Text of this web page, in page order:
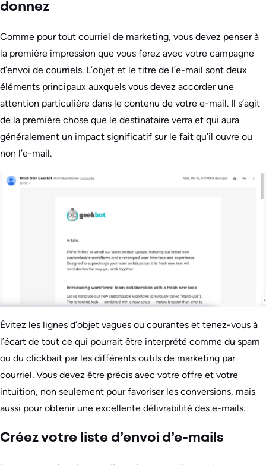
donnez
Comme pour tout courriel de marketing, vous devez penser à
la première impression que vous ferez avec votre campagne
d’envoi de courriels. L’objet et le titre de l’e-mail sont deux
éléments principaux auxquels vous devez accorder une
attention particulière dans le contenu de votre e-mail. Il s’agit
de la première chose que le destinataire verra et qui aura
généralement un impact significatif sur le fait qu’il ouvre ou
non l’e-mail.
Évitez les lignes d’objet vagues ou courantes et tenez-vous à
l’écart de tout ce qui pourrait être interprété comme du spam
ou du clickbait par les différents outils de marketing par
courriel. Vous devez être précis avec votre offre et votre
intuition, non seulement pour favoriser les conversions, mais
aussi pour obtenir une excellente délivrabilité des e-mails.
Créez votre liste d’envoi d’e-mails